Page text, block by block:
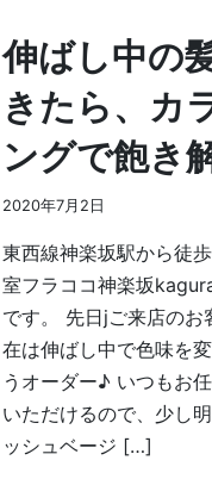
伸ばし中の
きたら、カ
ングで飽き
2020年7月2日
東西線神楽坂駅から徒
室フラココ神楽坂
です。 先日jご来店のお
在は伸ばし中で色味を
うオーダー♪ いつもお
いただけるので、少し
ッシュベージ […]